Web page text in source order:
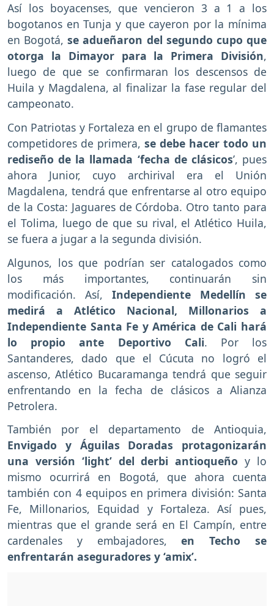
Así los boyacenses, que vencieron 3 a 1 a los
bogotanos en Tunja y que cayeron por la mínima
en Bogotá,se adueñaron del segundo cupo que
otorga la Dimayor para la Primera División,
luego de que se confirmaran los descensos de
Huila y Magdalena, al finalizar la fase regular del
campeonato.
Con Patriotas y Fortaleza en el grupo de flamantes
competidores de primera, se debe hacer todo un
rediseño de la llamada ‘fecha de clásicos’, pues
ahora Junior, cuyo archirival era el Unión
Magdalena, tendrá que enfrentarse al otro equipo
de la Costa: Jaguares de Córdoba. Otro tanto para
el Tolima, luego de que su rival, el Atlético Huila,
se fuera a jugar a la segunda división.
Algunos, los que podrían ser catalogados como
los más importantes, continuarán sin
modificación. Así, Independiente Medellín se
medirá a Atlético Nacional, Millonarios a
Independiente Santa Fe y América de Cali hará
lo propio ante Deportivo Cali. Por los
Santanderes, dado que el Cúcuta no logró el
ascenso, Atlético Bucaramanga tendrá que seguir
enfrentando en la fecha de clásicos a Alianza
Petrolera.
También por el departamento de Antioquia,
Envigado y Águilas Doradas protagonizarán
una versión ‘light’ del derbi antioqueño y lo
mismo ocurrirá en Bogotá, que ahora cuenta
también con 4 equipos en primera división: Santa
Fe, Millonarios, Equidad y Fortaleza. Así pues,
mientras que el grande será en El Campín, entre
cardenales y embajadores,en Techo se
enfrentarán aseguradores y ‘amix’.